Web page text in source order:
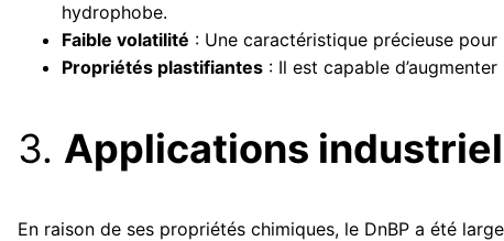
hydrophobe.
Faible volatilité : Une caractéristique précieuse
Propriétés plastifiantes : Il est capable
3. Applications
En raison de ses propriétés chimiques, le DnBP a été